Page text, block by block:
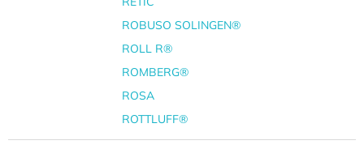
ROBUSO SOLINGEN®
ROLL R®
ROMBERG®
ROSA
ROTTLUFF®